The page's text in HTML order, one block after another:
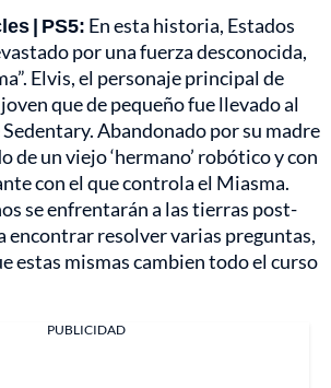
| PS5: En esta historia, Estados
por una fuerza desconocida,
Elvis, el personaje principal de
que de pequeño fue llevado al
Abandonado por su madre
de un viejo ‘hermano’ robótico y con
con el que controla el Miasma.
se enfrentarán a las tierras post-
encontrar resolver varias preguntas,
estas mismas cambien todo el curso
PUBLICIDAD